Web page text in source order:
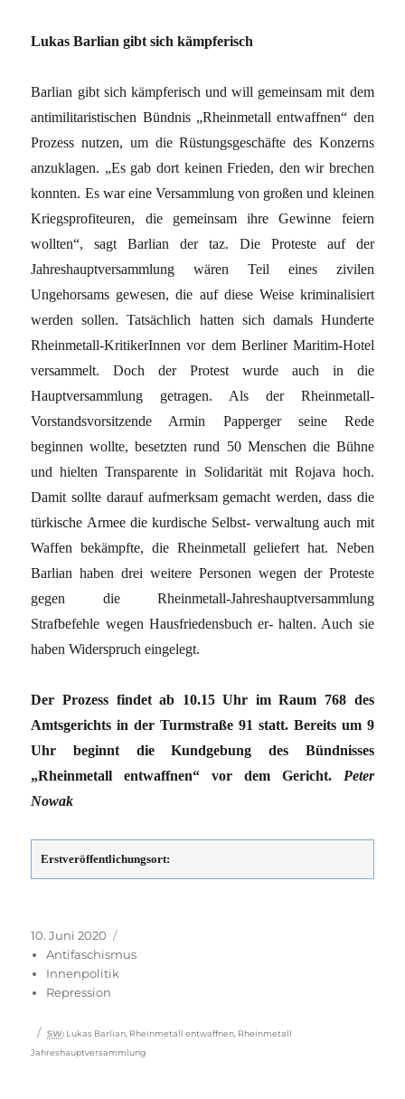
Lukas Barlian gibt sich kämpferisch
Barlian gibt sich kämpferisch und will gemeinsam mit dem
antimilitaristischen Bündnis „Rheinmetall entwaffnen“ den
Prozess nutzen, um die Rüstungsgeschäfte des Konzerns
anzuklagen. „Es gab dort keinen Frieden, den wir brechen
konnten. Es war eine Versammlung von großen und kleinen
Kriegsprofiteuren, die gemeinsam ihre Gewinne feiern
wollten“, sagt Barlian der taz. Die Proteste auf der
Jahreshauptversammlung wären Teil eines zivilen
Ungehorsams gewesen, die auf diese Weise kriminalisiert
werden sollen. Tatsächlich hatten sich damals Hunderte
Rheinmetall-KritikerInnen vor dem Berliner Maritim-Hotel
versammelt. Doch der Protest wurde auch in die
Hauptversammlung getragen. Als der Rheinmetall-
Vorstandsvorsitzende Armin Papperger seine Rede
beginnen wollte, besetzten rund 50 Menschen die Bühne
und hielten Transparente in Solidarität mit Rojava hoch.
Damit sollte darauf aufmerksam gemacht werden, dass die
türkische Armee die kurdische Selbst- verwaltung auch mit
Waffen bekämpfte, die Rheinmetall geliefert hat. Neben
Barlian haben drei weitere Personen wegen der Proteste
gegen die Rheinmetall-Jahreshauptversammlung
Strafbefehle wegen Hausfriedensbuch er- halten. Auch sie
haben Widerspruch eingelegt.
Der Prozess findet ab 10.15 Uhr im Raum 768 des
Amtsgerichts in der Turmstraße 91 statt. Bereits um 9
Uhr beginnt die Kundgebung des Bündnisses
„Rheinmetall entwaffnen“ vor dem Gericht. Peter
Nowak
Erstveröffentlichungsort:
Veröffentlicht
am
10. Juni 2020
Antifaschismus
Innenpolitik
Repression
Schlagwörter
SW: Lukas Barlian Rheinmetall entwaffnen Rheinmetall
Jahreshauptversammlung